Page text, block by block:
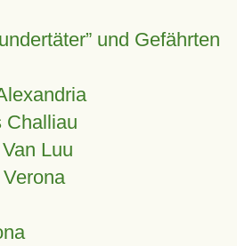
und Gefährten
Challiau
Luu